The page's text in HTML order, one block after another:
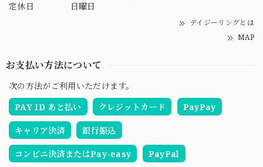
定休日
日曜日
デイジーリングとは
MAP
お支払い方法について
次の方法がご利用いただけます。
PAY ID あと払い
クレジットカード PayPay
キャリア決済 銀行振込
コンビニ決済またはPay-easy PayPal